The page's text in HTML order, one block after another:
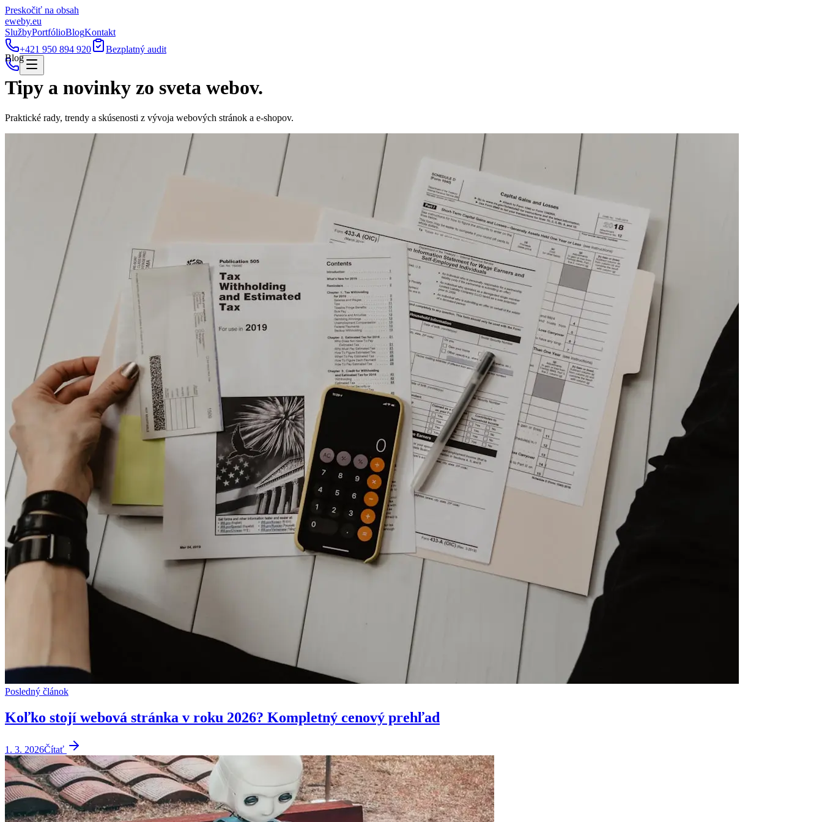
Preskočiť na obsah
eweby.eu
SlužbyPortfólioBlogKontakt
+421 950 894 920
Bezplatný audit
Blog
Tipy a novinky zo sveta webov.
Praktické rady, trendy a skúsenosti z vývoja webových stránok a e-shopov.
Posledný článok
Koľko stojí webová stránka v roku 2026? Kompletný cenový prehľad
1. 3. 2026Čítať